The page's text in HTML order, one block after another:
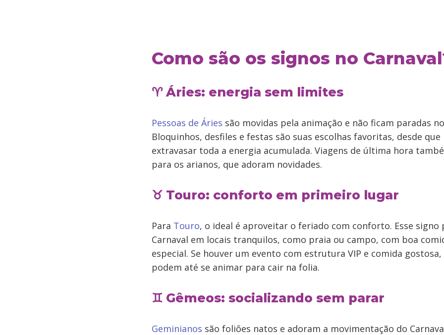
Como são os signos no
♈ Áries: energia sem limites
Pessoas de Áries são movidas pela animação e não ficam paradas
Bloquinhos, desfiles e festas são suas escolhas favoritas, desde
extravasar toda a energia acumulada. Viagens de última hora
para os arianos, que adoram novidades.
♉ Touro: conforto em primeiro lugar
Para Touro, o ideal é aproveitar o feriado com conforto. Esse
Carnaval em locais tranquilos, como praia ou campo, com boa
especial. Se houver um evento com estrutura VIP e comida
podem até se animar para cair na folia.
♊ Gêmeos: socializando sem parar
Geminianos são foliões natos e adoram a movimentação do